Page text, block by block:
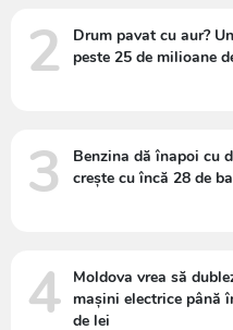
2
Drum pavat cu aur?
peste 25 de milioane
3
Benzina dă înapoi cu
crește cu încă 28 de
4
Moldova vrea să
mașini electrice până
de lei